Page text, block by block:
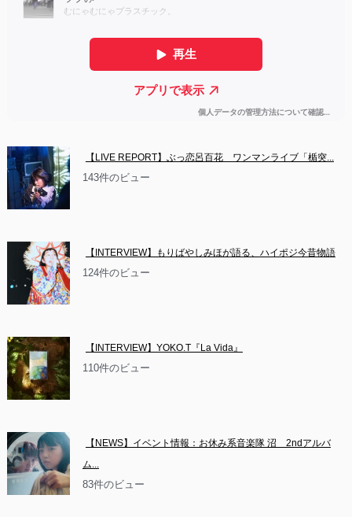
【LIVE REPORT】ぶっ恋呂百花　ワンマンライブ「楯突...
143件のビュー
【INTERVIEW】もりばやしみほが語る、ハイポジ今昔物語
124件のビュー
【INTERVIEW】YOKO.T『La Vida』
110件のビュー
【NEWS】イベント情報：お休み系音楽隊 沼　2ndアルバ
ム...
83件のビュー